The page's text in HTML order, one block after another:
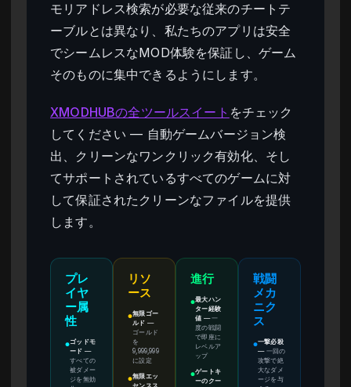
モリアドレス検索が必要な従来のチートテ
ーブルとは異なり、私たちのアプリは安全
でシームレスなMOD体験を保証し、ゲーム
そのものに集中できるようにします。
XMODHUBの全ツールスイート をチェック
してください — 自動ゲームバージョン検
出、クリーンなワンクリック有効化、そし
てサポートされているすべてのゲームに対
して保証されたクリーンなファイルを提供
します。
プレ
イヤ
ー属
性
●ゴッドモ
ード —
すべての
被ダメー
ジを無効
リソ
ース
●無限ゴー
ルド —
ゴールド
を
9,999,999
に設定
●無限エッ
進行
●最大ハン
ター経験
値 —一
度の戦闘
で即座に
レベルア
ップ
●ゲートキ
ーのクー
戦闘
メカ
ニク
ス
●一撃必殺
— 一回の
攻撃で絶
大なダメ
ージを与